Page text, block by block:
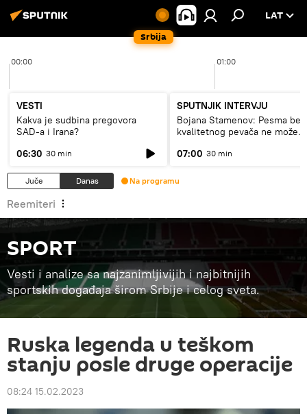
Srbija
LAT
00:00 01:00
VESTI
Kakva je sudbina pregovora
SAD-a i Irana?
06:30 30 min
SPUTNJIK INTERVJU
Bojana Stamenov: Pesma bez
kvalitetnog pevača ne može
07:00 30 min
Juče Danas Na programu
Reemiteri
SPORT
Vesti i analize sa najzanimljivijih i najbitnijih
sportskih događaja širom Srbije i celog sveta.
Ruska legenda u teškom
stanju posle druge operacije
08:24 15.02.2023